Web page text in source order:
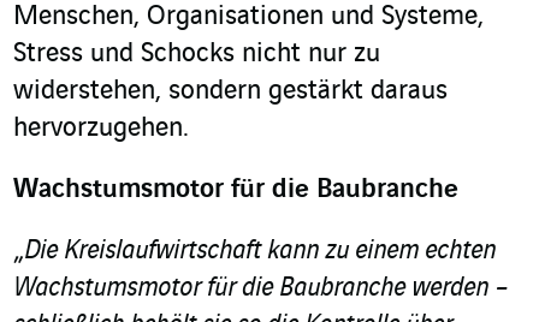
Menschen, Organisationen und Systeme,
Stress und Schocks nicht nur zu
widerstehen, sondern gestärkt daraus
hervorzugehen.
Wachstumsmotor für die Baubranche
„Die Kreislaufwirtschaft kann zu einem echten
Wachstumsmotor für die Baubranche werden –